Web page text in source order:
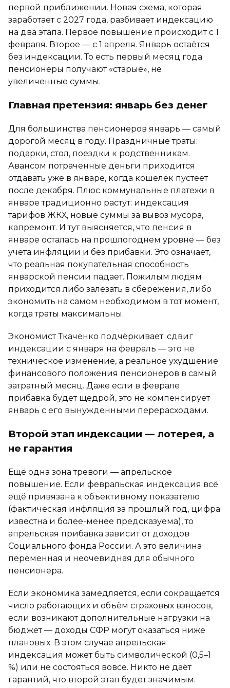
первой приближении. Новая схема, которая
заработает с 2027 года, разбивает индексацию
на два этапа. Первое повышение происходит с 1
февраля. Второе — с 1 апреля. Январь остаётся
без индексации. То есть первый месяц года
пенсионеры получают «старые», не
увеличенные суммы.
Главная претензия: январь без денег
Для большинства пенсионеров январь — самый
дорогой месяц в году. Праздничные траты:
подарки, стол, поездки к родственникам.
Авансом потраченные деньги приходится
отдавать уже в январе, когда кошелёк пустеет
после декабря. Плюс коммунальные платежи в
январе традиционно растут: индексация
тарифов ЖКХ, новые суммы за вывоз мусора,
капремонт. И тут выясняется, что пенсия в
январе осталась на прошлогоднем уровне — без
учёта инфляции и без прибавки. Это означает,
что реальная покупательная способность
январской пенсии падает. Пожилым людям
приходится либо залезать в сбережения, либо
экономить на самом необходимом в тот момент,
когда траты максимальны.
Экономист Ткаченко подчёркивает: сдвиг
индексации с января на февраль — это не
техническое изменение, а реальное ухудшение
финансового положения пенсионеров в самый
затратный месяц. Даже если в феврале
прибавка будет щедрой, это не компенсирует
январь с его вынужденными перерасходами.
Второй этап индексации — лотерея, а
не гарантия
Ещё одна зона тревоги — апрельское
повышение. Если февральская индексация всё
ещё привязана к объективному показателю
(фактическая инфляция за прошлый год, цифра
известна и более-менее предсказуема), то
апрельская прибавка зависит от доходов
Социального фонда России. А это величина
переменная и неочевидная для обычного
пенсионера.
Если экономика замедляется, если сокращается
число работающих и объём страховых взносов,
если возникают дополнительные нагрузки на
бюджет — доходы СФР могут оказаться ниже
плановых. В этом случае апрельская
индексация может быть символической (0,5–1
%) или не состояться вовсе. Никто не даёт
гарантий, что второй этап будет значимым.